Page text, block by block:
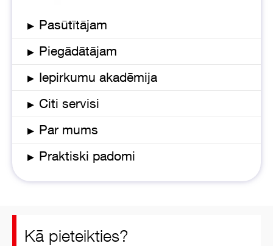
▸ Pasūtītājam
▸ Piegādātājam
▸ Iepirkumu akadēmija
▸ Citi servisi
▸ Par mums
▸ Praktiski padomi
Kā pieteikties?